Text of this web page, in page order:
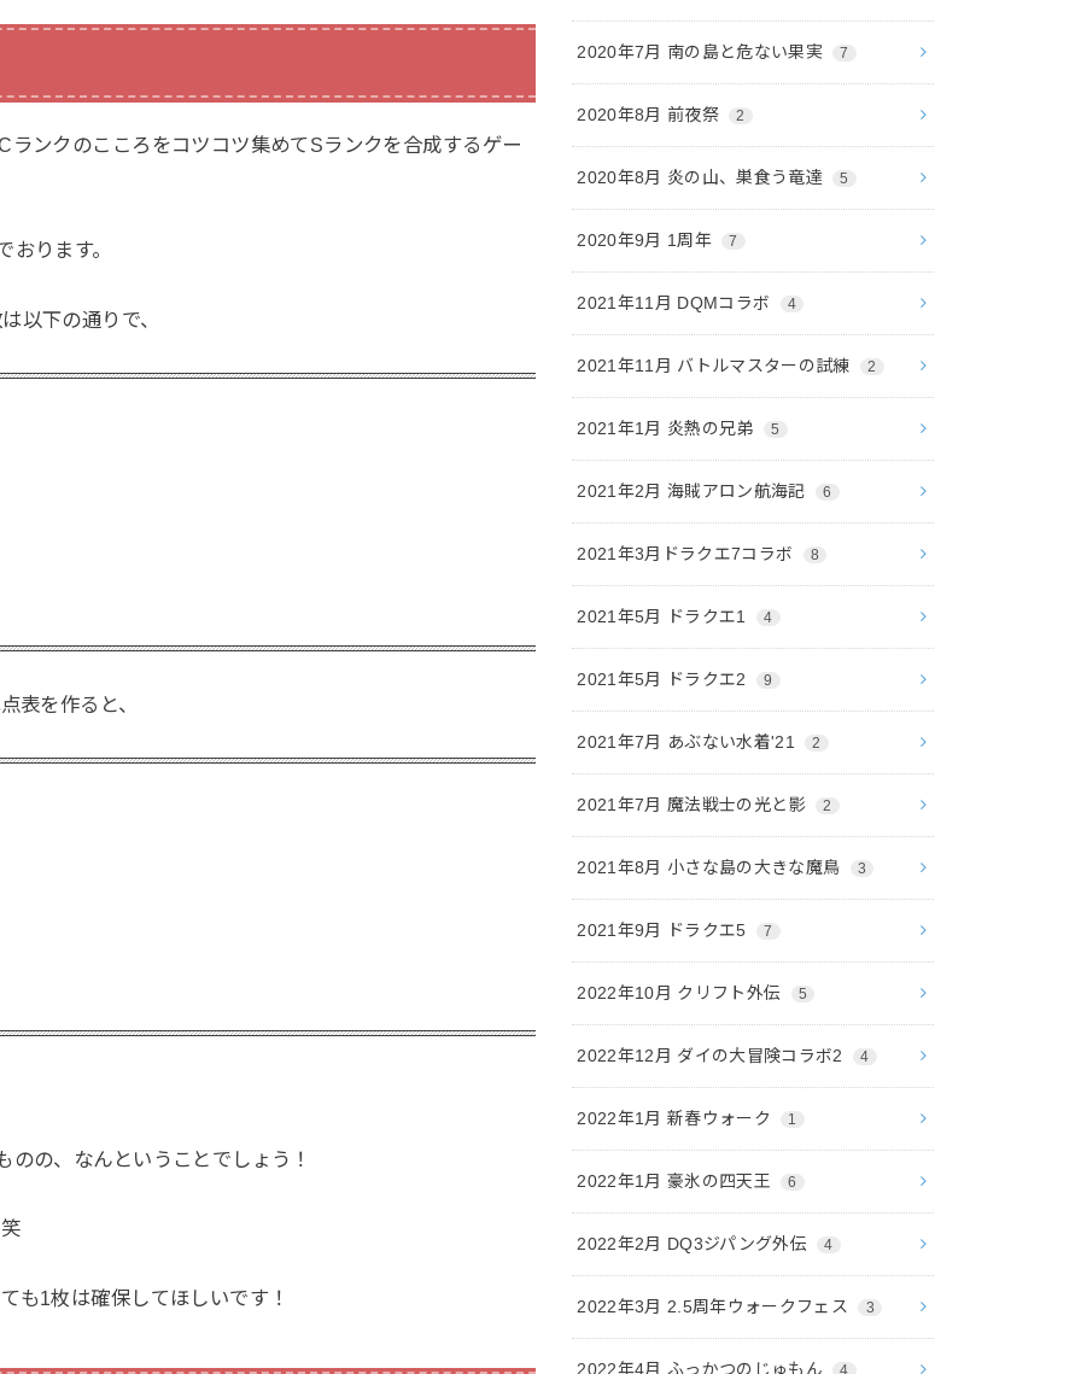
ンクのこころをコツコツ集めてSランクを合成するゲー
ります。
以下の通りで、
表を作ると、
の、なんということでしょう！
も1枚は確保してほしいです！
2020年7月 南の島と危ない果実 7
2020年8月 前夜祭 2
2020年8月 炎の山、巣食う竜達 5
2020年9月 1周年 7
2021年11月 DQMコラボ 4
2021年11月 バトルマスターの試練 2
2021年1月 炎熱の兄弟 5
2021年2月 海賊アロン航海記 6
2021年3月ドラクエ7コラボ 8
2021年5月 ドラクエ1 4
2021年5月 ドラクエ2 9
2021年7月 あぶない水着'21 2
2021年7月 魔法戦士の光と影 2
2021年8月 小さな島の大きな魔鳥 3
2021年9月 ドラクエ5 7
2022年10月 クリフト外伝 5
2022年12月 ダイの大冒険コラボ2 4
2022年1月 新春ウォーク 1
2022年1月 豪氷の四天王 6
2022年2月 DQ3ジパング外伝 4
2022年3月 2.5周年ウォークフェス 3
2022年4月 ふっかつのじゅもん 4